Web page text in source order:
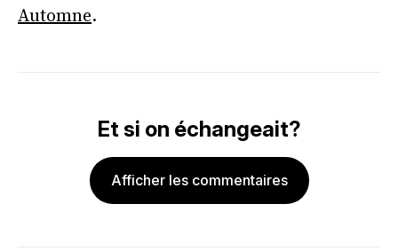
Automne.
Et si on échangeait?
Afficher les commentaires